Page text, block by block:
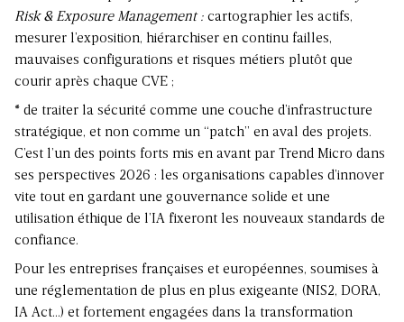
Risk & Exposure Management : cartographier les actifs,
mesurer l’exposition, hiérarchiser en continu failles,
mauvaises configurations et risques métiers plutôt que
courir après chaque CVE ;
* de traiter la sécurité comme une couche d’infrastructure
stratégique, et non comme un “patch” en aval des projets.
C’est l’un des points forts mis en avant par Trend Micro dans
ses perspectives 2026 : les organisations capables d’innover
vite tout en gardant une gouvernance solide et une
utilisation éthique de l’IA fixeront les nouveaux standards de
confiance.
Pour les entreprises françaises et européennes, soumises à
une réglementation de plus en plus exigeante (NIS2, DORA,
IA Act…) et fortement engagées dans la transformation